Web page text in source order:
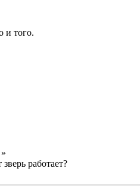
и того.
зверь работает?